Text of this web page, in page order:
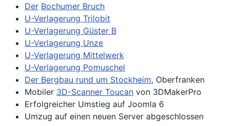
Der Bochumer Bruch
U-Verlagerung Trilobit
U-Verlagerung Güster B
U-Verlagerung Unze
U-Verlagerung Mittelwerk
U-Verlagerung Pomuschel
Der Bergbau rund um Stockheim, Oberfranken
Mobiler 3D-Scanner Toucan von 3DMakerPro
Erfolgreicher Umstieg auf Joomla 6
Umzug auf einen neuen Server abgeschlossen